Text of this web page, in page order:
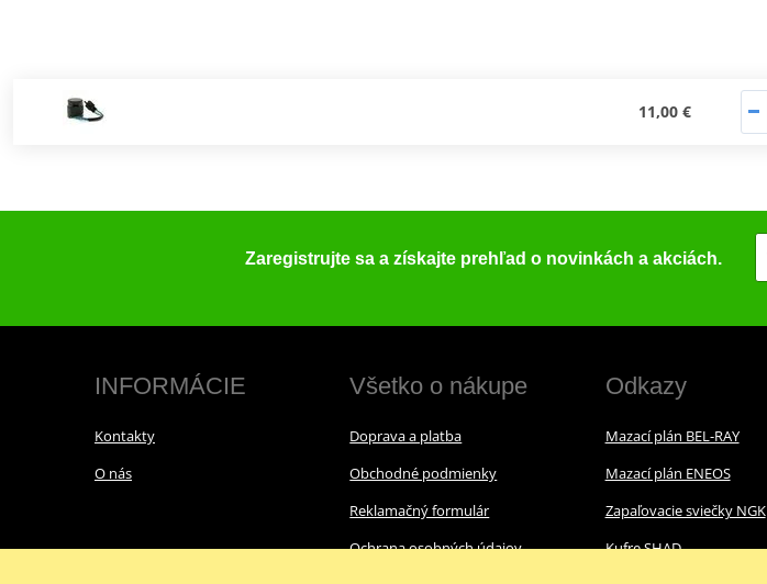
11,00 €
Zaregistrujte sa a získajte prehľad o novinkách a akciách.
INFORMÁCIE
Kontakty
O nás
Všetko o nákupe
Doprava a platba
Obchodné podmienky
Reklamačný formulár
Ochrana osobných údajov
Odkazy
Mazací plán BEL-RAY
Mazací plán ENEOS
Zapaľovacie sviečky NGK
Kufre SHAD